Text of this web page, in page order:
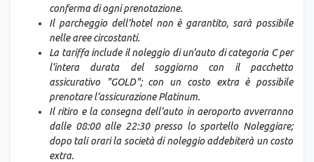
conferma di ogni prenotazione.
Il parcheggio dell’hotel non è garantito, sarà possibile
nelle aree circostanti.
La tariffa include il noleggio di un’auto di categoria C per
l’intera durata del soggiorno con il pacchetto
assicurativo "GOLD"; con un costo extra è possibile
prenotare l’assicurazione Platinum.
Il ritiro e la consegna dell’auto in aeroporto avverranno
dalle 08:00 alle 22:30 presso lo sportello Noleggiare;
dopo tali orari la società di noleggio addebiterà un costo
extra.